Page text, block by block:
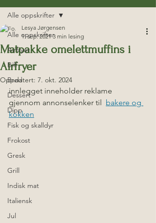
Alle oppskrifter
Airfryer
Biff
Brød
Dessert
Dipp
Fisk og skalldyr
Frokost
Gresk
Grill
Indisk mat
Italiensk
Jul
Alle oppskrifter
Matpakke omelettmuffins i
Airfryer
Lesya Jørgensen
1. sep. 2021 3 min lesing
Oppdatert: 7. okt. 2024
innlegget inneholder reklame
gjennom annonselenker til bakere og
kokken